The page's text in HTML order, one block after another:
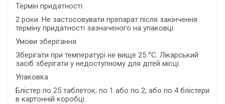
Термін придатності
2 роки. Не застосовувати препарат після закінчення
терміну придатності зазначеного на упаковці.
Умови зберігання
Зберігати при температурі не вище 25 °С. Лікарський
засіб зберігати у недоступному для дітей місці.
Упаковка
Блістер по 25 таблеток; по 1 або по 2, або по 4 блістери
в картонній коробці.